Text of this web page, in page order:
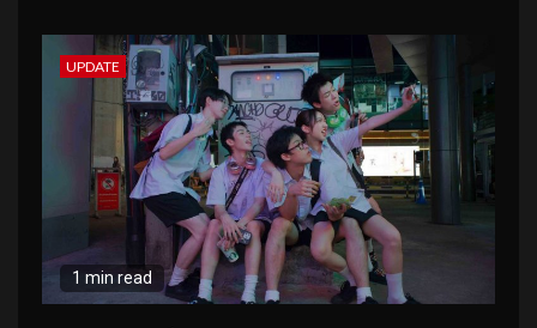
UPDATE
1 min read